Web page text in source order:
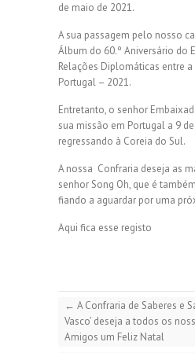
de maio de 2021.
A sua passagem pelo nosso
Álbum do 60.º Aniversário do
Relações Diplomáticas entre a
Portugal – 2021.
Entretanto, o senhor
sua missão em Portugal a 9
regressando à Coreia do Sul.
A nossa Confraria deseja as
senhor Song Oh, que é
fiando a aguardar por uma
Aqui fica esse registo
← A Confraria de Saberes e
Vasco’ deseja a todos os
Amigos um Feliz Natal